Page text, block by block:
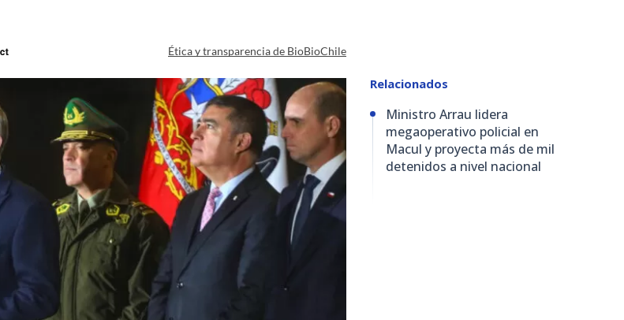
Ética y transparencia de BioBioChile
Relacionados
Ministro Arrau lidera
megaoperativo policial en
Macul y proyecta más de mil
detenidos a nivel nacional